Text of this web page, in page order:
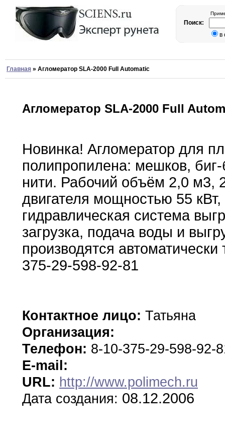
Поиск:
в
Главная » Агломератор SLA-2000 Full Automatic
Агломератор SLA-2000 Full
Новинка! Агломератор для
полипропилена: мешков,
нити. Рабочий объём 2,0 м3,
двигателя мощностью 55 кВт,
гидравлическая система
загрузка, подача воды и
производятся автоматически
375-29-598-92-81
Контактное лицо: Татьяна
Организация:
Телефон: 8-10-375-29-598-92-
E-mail:
URL: http://www.polimech.ru
Дата создания: 08.12.2006